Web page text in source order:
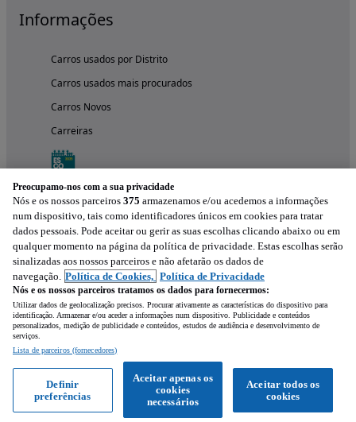
Informações
Carros usados por Distrito
Carros usados mais procurados
Carros Novos
Carreiras
Experimenta a aplicação
Preocupamo-nos com a sua privacidade
Nós e os nossos parceiros 375 armazenamos e/ou acedemos a informações
num dispositivo, tais como identificadores únicos em cookies para tratar
dados pessoais. Pode aceitar ou gerir as suas escolhas clicando abaixo ou em
qualquer momento na página da política de privacidade. Estas escolhas serão
sinalizadas aos nossos parceiros e não afetarão os dados de
navegação. Política de Cookies, Política de Privacidade
Nós e os nossos parceiros tratamos os dados para fornecermos:
Utilizar dados de geolocalização precisos. Procurar ativamente as características do dispositivo para
identificação. Armazenar e/ou aceder a informações num dispositivo. Publicidade e conteúdos
personalizados, medição de publicidade e conteúdos, estudos de audiência e desenvolvimento de
serviços.
Lista de parceiros (fornecedores)
Aceitar todos os
cookies
Aceitar apenas os
cookies
necessários
Definir
preferências